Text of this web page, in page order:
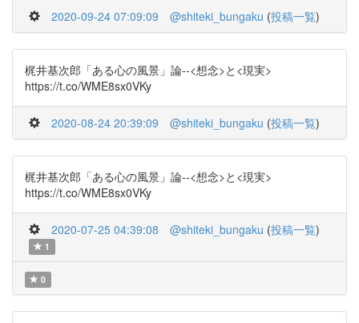
2020-09-24 07:09:09 @shiteki_bungaku (投稿一覧)
梶井基次郎「ある心の風景」論--<想念>と<現実>
https://t.co/WME8sx0VKy
2020-08-24 20:39:09 @shiteki_bungaku (投稿一覧)
梶井基次郎「ある心の風景」論--<想念>と<現実>
https://t.co/WME8sx0VKy
2020-07-25 04:39:08 @shiteki_bungaku (投稿一覧)
1
0